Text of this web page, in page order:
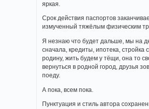
яркая.
Срок действия паспортов
измученный тяжёлым физическим
Я незнаю что будет дальше, мы на
сначала, кредиты, ипотека, стройка
родину, жить будем у тёщи, она то
вернуться в родной город, друзья
поеду.
А пока, всем пока.
Пунктуация и стиль автора